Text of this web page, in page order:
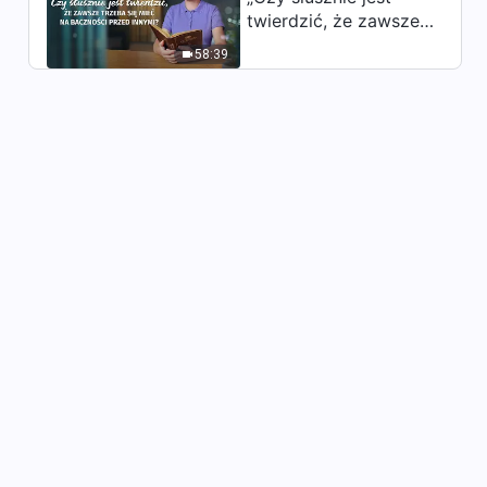
35:55
Jedyny VIII: Bóg jest źródłem
życia wszechrzeczy (II)”
(Część pierwsza)
58:39
twierdzić, że zawsze
baczności przed